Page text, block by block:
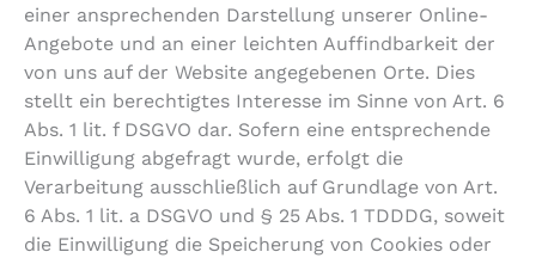
einer ansprechenden Darstellung unserer Online-
Angebote und an einer leichten Auffindbarkeit der
von uns auf der Website angegebenen Orte. Dies
stellt ein berechtigtes Interesse im Sinne von Art. 6
Abs. 1 lit. f DSGVO dar. Sofern eine entsprechende
Einwilligung abgefragt wurde, erfolgt die
Verarbeitung ausschließlich auf Grundlage von Art.
6 Abs. 1 lit. a DSGVO und § 25 Abs. 1 TDDDG, soweit
die Einwilligung die Speicherung von Cookies oder